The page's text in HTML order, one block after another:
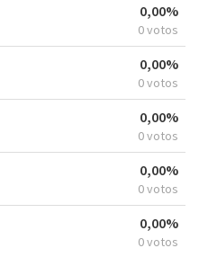
0,00%
0 votos
0,00%
0 votos
0,00%
0 votos
0,00%
0 votos
0,00%
0 votos